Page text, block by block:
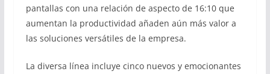
pantallas con una relación de aspecto de 16:10 que
aumentan la productividad añaden aún más valor a
las soluciones versátiles de la empresa.
La diversa línea incluye cinco nuevos y emocionantes